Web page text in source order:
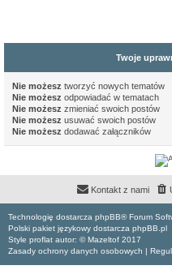
Twoje
Nie możesz tworzyć nowych tematów
Nie możesz odpowiadać w tematach
Nie możesz zmieniać swoich postów
Nie możesz usuwać swoich postów
Nie możesz dodawać załączników
Kontakt z nami
Technologię dostarcza phpBB® Forum
Polski pakiet językowy dostarcza phpBB.pl
Style proflat autor: ©Mazeltof 2017
Zasady ochrony danych osobowych |